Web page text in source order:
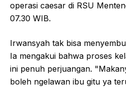
operasi caesar di RSU
07.30 WIB.
Irwansyah tak bisa
Ia mengakui bahwa proses
ini penuh perjuangan.
boleh ngelawan ibu gitu ya